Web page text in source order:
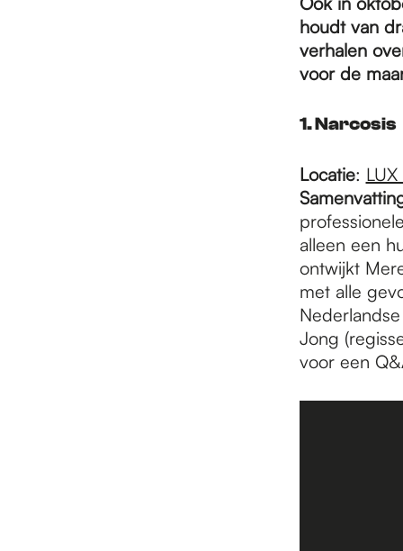
houdt van
verhalen
voor de
1. Narcosis
Locatie:
alleen een
ontwijkt
met alle
Jong
voor een